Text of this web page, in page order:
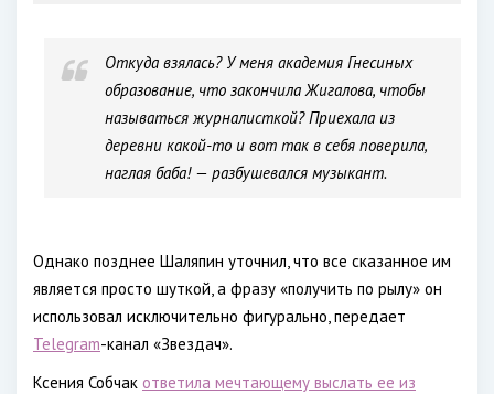
Откуда взялась? У меня академия Гнесиных
образование, что закончила Жигалова, чтобы
называться журналисткой? Приехала из
деревни какой-то и вот так в себя поверила,
наглая баба! — разбушевался музыкант.
Однако позднее Шаляпин уточнил, что все сказанное им
является просто шуткой, а фразу «получить по рылу» он
использовал исключительно фигурально, передает
Telegram-канал «Звездач».
Ксения Собчак ответила мечтающему выслать ее из